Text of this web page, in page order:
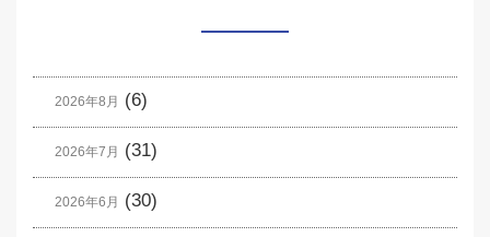
2026年8月 (6)
2026年7月 (31)
2026年6月 (30)